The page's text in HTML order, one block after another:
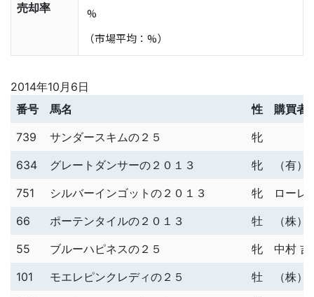
売却率
%
（市場平均：%）
2014年10月6日
番号
馬名 性
購買者
739
サンダースキムの２５
牝
634
グレートダンサーの２０１３ 牝
（有
751
シルバーインゴットの２０１３ 牝
ローレ
66
ポーテンタイルの２０１３ 牡
（株
55
ブルーハピネスの２５ 牝
中村 吉
101
モエレピンクレディの２５ 牡
（株